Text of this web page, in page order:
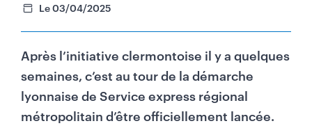
Le 03/04/2025
Après l’initiative clermontoise il y a quelques
semaines, c’est au tour de la démarche
lyonnaise de Service express régional
métropolitain d’être officiellement lancée.